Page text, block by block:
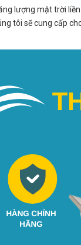
lượng mặt trời
tôi sẽ cung cấp